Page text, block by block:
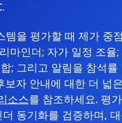
을 평가할 때 제가 중
마인더; 자가 일정 조율
; 그리고 알림을 참석률
자 안내에 대한 더 넓
소스를 참조하세요. 평
동기화를 검증하며,